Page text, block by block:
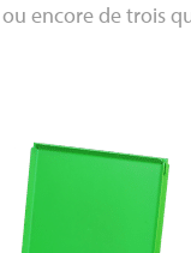
encore de trois